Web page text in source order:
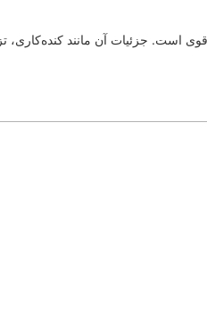
است. جزئیات آن مانند کنده‌کاری،